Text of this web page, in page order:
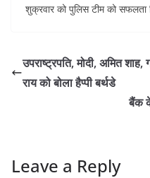
शुक्रवार को पुलिस टीम को सफलता
उपराष्ट्रपति, मोदी, अमित
राय को बोला हैप्पी बर्थडे
बैंक
Leave a Reply